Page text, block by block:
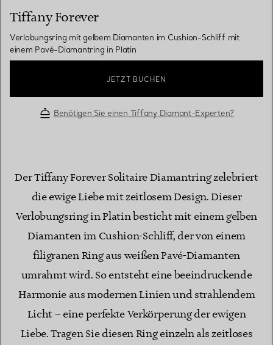
Tiffany Forever
Verlobungsring mit gelbem Diamanten im Cushion-Schliff mit
einem Pavé-Diamantring in Platin
JETZT BUCHEN
Benötigen Sie einen Tiffany Diamant-Experten?
Der Tiffany Forever Solitaire Diamantring zelebriert
die ewige Liebe mit zeitlosem Design. Dieser
Verlobungsring in Platin besticht mit einem gelben
Diamanten im Cushion-Schliff, der von einem
filigranen Ring aus weißen Pavé-Diamanten
umrahmt wird. So entsteht eine beeindruckende
Harmonie aus modernen Linien und strahlendem
Licht – eine perfekte Verkörperung der ewigen
Liebe. Tragen Sie diesen Ring einzeln als zeitloses